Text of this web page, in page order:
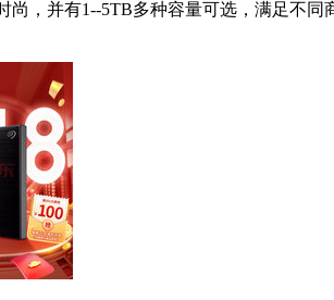
尚，并有1--5TB多种容量可选，满足不